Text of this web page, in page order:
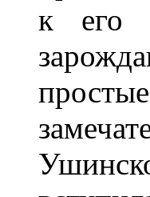
к его